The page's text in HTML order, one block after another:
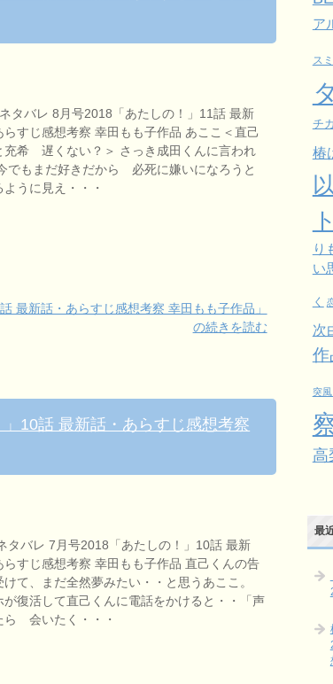
タバレ 8月号2018「あたしの！」11話 最新
らすじ感想考察 幸田もも子作品 あここ＜直己
充希 遅くない？＞ さっき成田くんに言われ
でもまだ好きだから 必死に嫌いになろうと
ように見え・・・
最新話・あらすじ感想考察 幸田もも子作品」
の続きを読む
10話 最新話・あらすじ感想考察
タバレ 7月号2018「あたしの！」10話 最新
らすじ感想考察 幸田もも子作品 直己くんの告
けて、まだ全然夢みたい・・と思うあここ。
が復活して直己くんに電話をかけると・・「声
ら 会いたく・・・
ア
ス
チ
椿
ト
り
い
く
次
作
突
高
最